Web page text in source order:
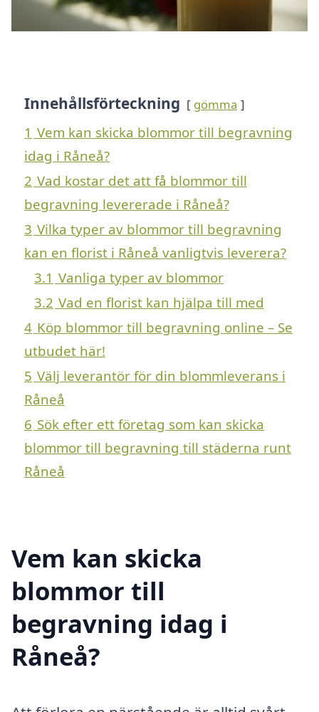
Innehållsförteckning gömma
1 Vem kan skicka blommor till begravning
idag i Råneå?
2 Vad kostar det att få blommor till
begravning levererade i Råneå?
3 Vilka typer av blommor till begravning
kan en florist i Råneå vanligtvis leverera?
3.1 Vanliga typer av blommor
3.2 Vad en florist kan hjälpa till med
4 Köp blommor till begravning online – Se
utbudet här!
5 Välj leverantör för din blommleverans i
Råneå
6 Sök efter ett företag som kan skicka
blommor till begravning till städerna runt
Råneå
Vem kan skicka
blommor till
begravning idag i
Råneå?